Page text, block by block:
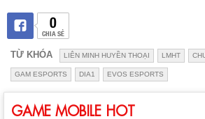
0
CHIA SẺ
TỪ KHÓA LIÊN MINH HUYỀN THOẠI LMHT
GAM ESPORTS DIA1 EVOS ESPORTS
GAME MOBILE HOT